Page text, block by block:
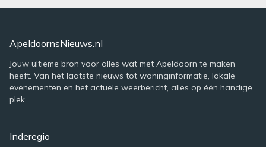
ApeldoornsNieuws.nl
Jouw ultieme bron voor alles wat met Apeldoorn te maken
heeft. Van het laatste nieuws tot woninginformatie, lokale
evenementen en het actuele weerbericht, alles op één handige
plek.
Inderegio